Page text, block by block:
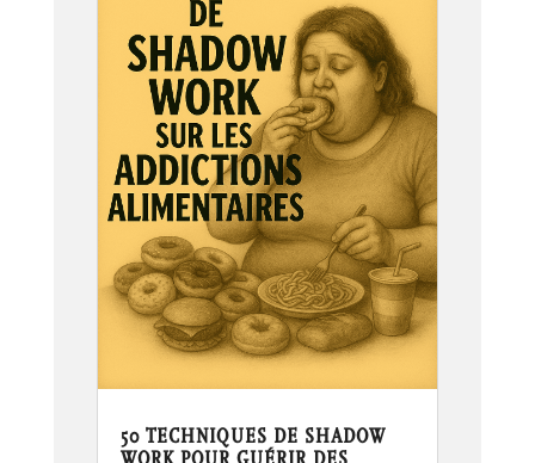
50 TECHNIQUES DE SHADOW